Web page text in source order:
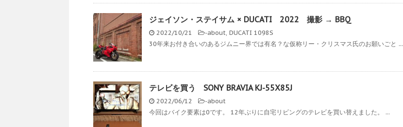
ジェイソン・ステイサム × DUCATI 2022 撮影 → BBQ
2022/10/21 -about, DUCATI 1098S
30年来お付き合いのあるジムニー界では有名？な仮称リー・クリスマス氏のお願いごと ...
テレビを買う SONY BRAVIA KJ-55X85J
2022/06/12 -about
今回はバイク要素は0です。 12年ぶりに自宅リビングのテレビを買い替えました。 ...